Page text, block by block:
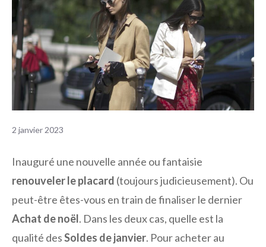
2 janvier 2023
Inauguré une nouvelle année ou fantaisie
renouveler le placard (toujours judicieusement). Ou
peut-être êtes-vous en train de finaliser le dernier
Achat de noël. Dans les deux cas, quelle est la
qualité desSoldes de janvier. Pour acheter au